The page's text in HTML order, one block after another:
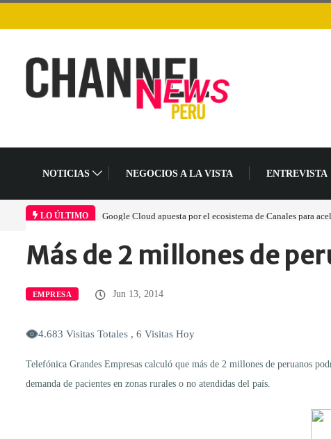
NOTICIAS NEGOCIOS A LA VISTA ENTREVISTA
LO ÚLTIMO Google Cloud apuesta por el ecosistema de Canales para
Home Empresa Más de 2…
Más de 2 millones de
EMPRESA Jun 13, 2014
4.683 Visitas Totales , 6 Visitas Hoy
Telefónica Grandes Empresas calculó que más de 2 millones de peruanos
demanda de pacientes en zonas rurales o no atendidas del país.